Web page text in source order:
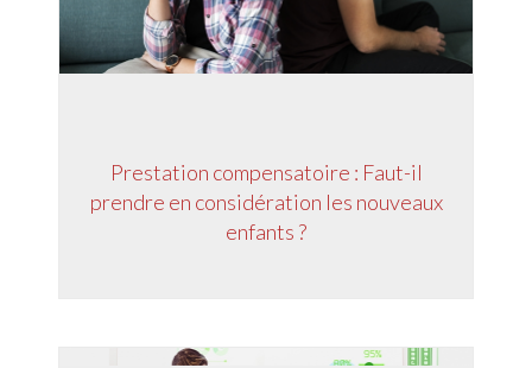
Prestation compensatoire : Faut-il
prendre en considération les nouveaux
enfants ?